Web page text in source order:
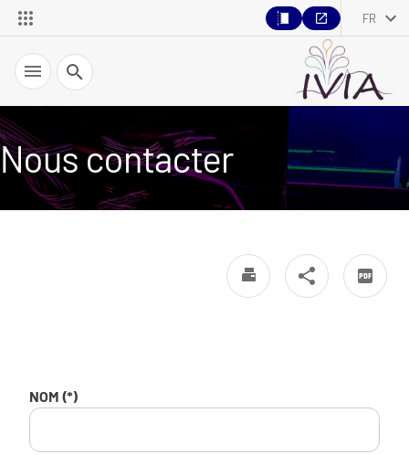
FR
Recherche
Nous contacter
NOM (*)